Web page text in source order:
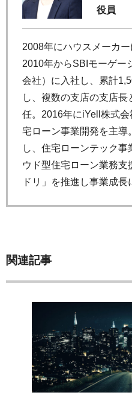
役員
2008年にハウスメーカー
2010年からSBIモーゲー
会社）に入社し、累計
し、複数の支店の支店
任。2016年にiYell株式
宅ローン事業開発を主
し、住宅ローンテック
ウド型住宅ローン業務
ドリ」を推進し事業成長
関連記事